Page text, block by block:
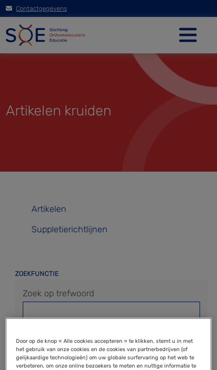
Contactgegevens
Artikelen kruiden
Artikelen
Suppletierichtlijnen
ZOEKFUNCTIE
Zoek op trefwoord
Volgorde
Door op de knop « Alle cookies accepteren » te klikken, stemt u in met
het gebruik van onze cookies en de cookies van partnerbedrijven (of
gelijkaardige technologieën) om uw globale surfervaring op het web te
verbeteren, om onze online bezoekers te meten en nuttige informatie te